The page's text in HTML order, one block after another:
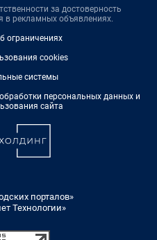
за достоверность
рекламных объявлениях.
ограничениях
cookies
системы
персональных данных и
сайта
порталов»
Технологии»